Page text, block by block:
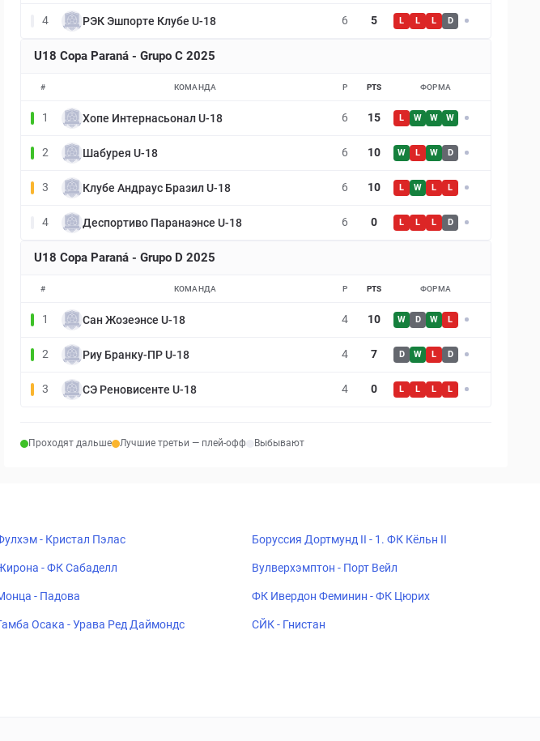
4 РЭК Эшпорте Клубе U-18 6 5 L L L D
U18 Copa Paraná - Grupo C 2025
# КОМАНДА P PTS ФОРМА
1 Хопе Интернасьонал U-18 6 15 L W W W
2 Шабурея U-18 6 10 W L W D
3 Клубе Андраус Бразил U-18 6 10 L W L L
4 Деспортиво Паранаэнсе U-18 6 0 L L L D
U18 Copa Paraná - Grupo D 2025
# КОМАНДА P PTS ФОРМА
1 Сан Жозеэнсе U-18 4 10 W D W L
2 Риу Бранку-ПР U-18 4 7 D W L D
3 СЭ Реновисенте U-18 4 0 L L L L
Проходят дальше Лучшие третьи — плей-офф Выбывают
- Кристал Пэлас Боруссия Дортмунд II - 1. ФК Кёльн II
- ФК Сабаделл Вулверхэмптон - Порт Вейл
- Падова ФК Ивердон Феминин - ФК Цюрих
Осака - Урава Ред Даймондс СЙК - Гнистан